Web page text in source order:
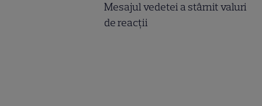
Mesajul vedetei a stârnit valuri
de reacții